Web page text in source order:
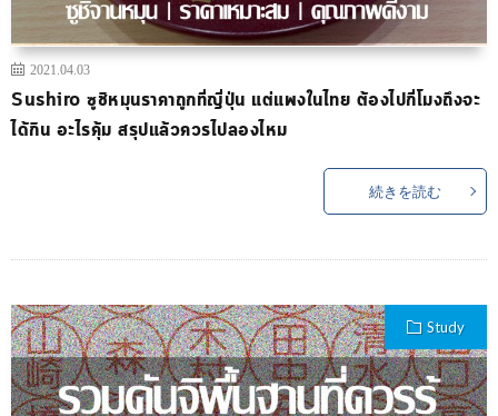
2021.04.03
Sushiro ซูชิหมุนราคาถูกที่ญี่ปุ่น แต่แพงในไทย ต้องไปกี่โมงถึงจะ
ได้กิน อะไรคุ้ม สรุปแล้วควรไปลองไหม
続きを読む
Study